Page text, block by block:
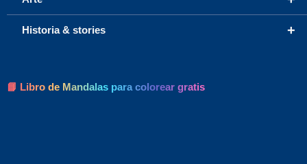
+
Historia & stories
📘 Libro de Mandalas para colorear gratis